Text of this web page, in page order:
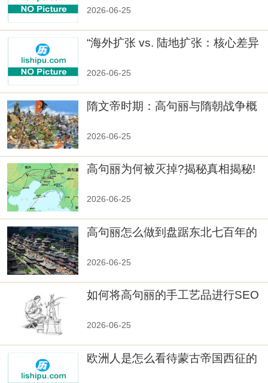
2026-06-25
“海外扩张 vs. 陆地扩张：核心差异
2026-06-25
隋文帝时期：高句丽与隋朝战争概
2026-06-25
高句丽为何被灭掉?揭秘真相揭秘!
2026-06-25
高句丽怎么做到盘踞东北七百年的
2026-06-25
如何将高句丽的手工艺品进行SEO
2026-06-25
欧洲人是怎么看待蒙古帝国西征的